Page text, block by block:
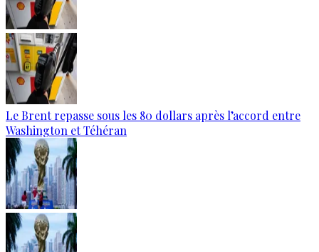
Le Brent repasse sous les 80 dollars après l’accord entre
Washington et Téhéran